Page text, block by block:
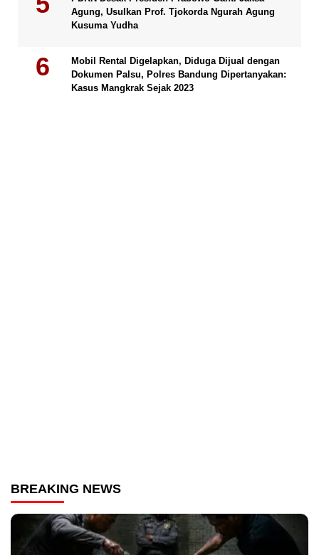
Agung, Usulkan Prof. Tjokorda Ngurah Agung
Kusuma Yudha
Mobil Rental Digelapkan, Diduga Dijual dengan
Dokumen Palsu, Polres Bandung Dipertanyakan:
Kasus Mangkrak Sejak 2023
BREAKING NEWS